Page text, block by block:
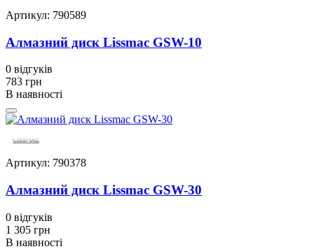
Артикул: 790589
Алмазний диск Lissmac GSW-10
0 відгуків
783 грн
В наявності
Артикул: 790378
Алмазний диск Lissmac GSW-30
0 відгуків
1 305 грн
В наявності